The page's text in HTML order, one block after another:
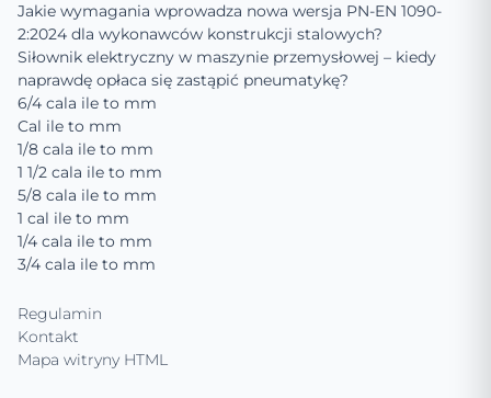
Jakie wymagania wprowadza nowa wersja PN-EN 1090-
2:2024 dla wykonawców konstrukcji stalowych?
Siłownik elektryczny w maszynie przemysłowej – kiedy
naprawdę opłaca się zastąpić pneumatykę?
6/4 cala ile to mm
Cal ile to mm
1/8 cala ile to mm
1 1/2 cala ile to mm
5/8 cala ile to mm
1 cal ile to mm
1/4 cala ile to mm
3/4 cala ile to mm
Regulamin
Kontakt
Mapa witryny HTML